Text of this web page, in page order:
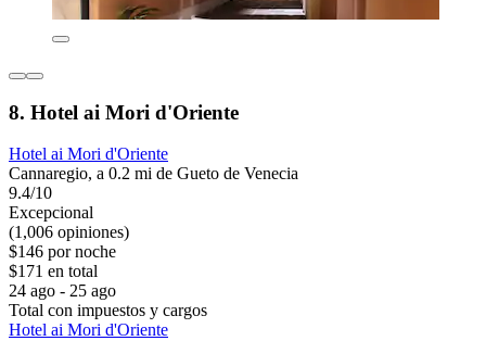
8. Hotel ai Mori d'Oriente
Hotel ai Mori d'Oriente
Cannaregio, a 0.2 mi de Gueto de Venecia
9.4/10
Excepcional
(1,006 opiniones)
$146 por noche
$171 en total
24 ago - 25 ago
Total con impuestos y cargos
Hotel ai Mori d'Oriente